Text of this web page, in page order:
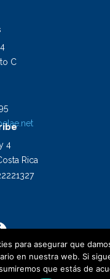
C
4
Rica
reservados
para asegurar que
en nuestra web. Si
que estás de